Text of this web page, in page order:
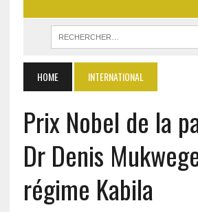
HOME INTERNATIONAL
Prix Nobel de la
Dr Denis
régime Kabila